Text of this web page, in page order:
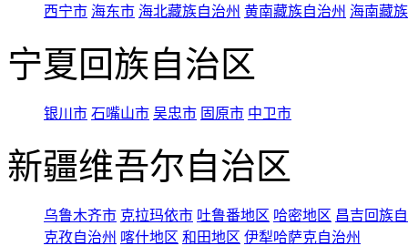
西宁市 海东市 海北藏族自治州 黄南藏族自治州 海南藏
宁夏回族自治区
银川市 石嘴山市 吴忠市 固原市 中卫市
新疆维吾尔自治区
乌鲁木齐市 克拉玛依市 吐鲁番地区 哈密地区 昌吉回族
克孜自治州 喀什地区 和田地区 伊犁哈萨克自治州